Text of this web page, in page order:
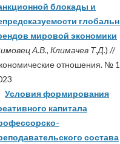
блокады и
мировой экономики
А.В., Климачев Т.Д.) //
отношения. №
Условия формирования
капитала
состава